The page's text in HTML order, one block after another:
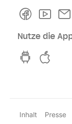
Facebook
Nutze die
hvv
Inhalt Presse